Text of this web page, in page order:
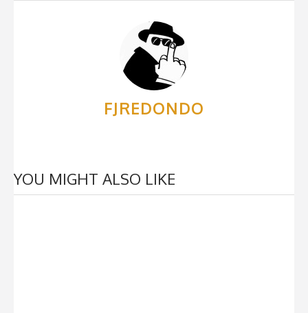
FJREDONDO
YOU MIGHT ALSO LIKE